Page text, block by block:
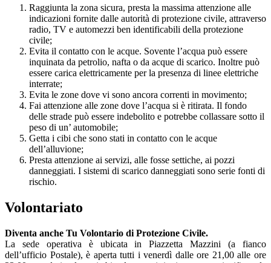
Raggiunta la zona sicura, presta la massima attenzione alle
indicazioni fornite dalle autorità di protezione civile, attraverso
radio, TV e automezzi ben identificabili della protezione
civile;
Evita il contatto con le acque. Sovente l’acqua può essere
inquinata da petrolio, nafta o da acque di scarico. Inoltre può
essere carica elettricamente per la presenza di linee elettriche
interrate;
Evita le zone dove vi sono ancora correnti in movimento;
Fai attenzione alle zone dove l’acqua si è ritirata. Il fondo
delle strade può essere indebolito e potrebbe collassare sotto il
peso di un’ automobile;
Getta i cibi che sono stati in contatto con le acque
dell’alluvione;
Presta attenzione ai servizi, alle fosse settiche, ai pozzi
danneggiati. I sistemi di scarico danneggiati sono serie fonti di
rischio.
Volontariato
Diventa anche Tu Volontario di Protezione Civile.
La sede operativa è ubicata in Piazzetta Mazzini (a fianco
dell’ufficio Postale), è aperta tutti i venerdì dalle ore 21,00 alle ore